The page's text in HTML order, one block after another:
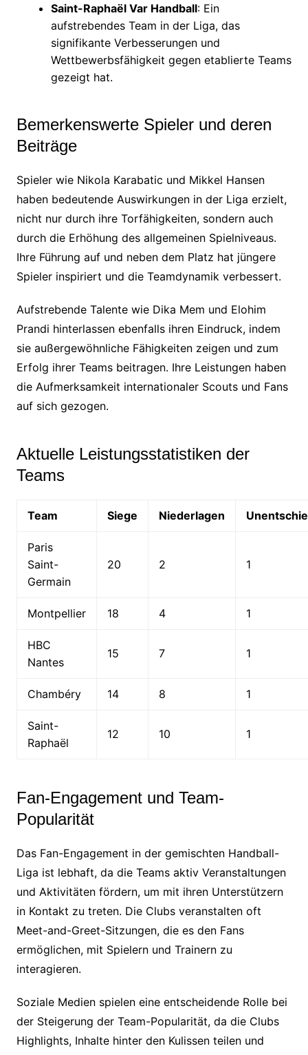
Saint-Raphaël Var Handball: Ein
aufstrebendes Team in der Liga, das
signifikante Verbesserungen und
Wettbewerbsfähigkeit gegen etablierte Teams
gezeigt hat.
Bemerkenswerte Spieler und deren
Beiträge
Spieler wie Nikola Karabatic und Mikkel Hansen
haben bedeutende Auswirkungen in der Liga erzielt,
nicht nur durch ihre Torfähigkeiten, sondern auch
durch die Erhöhung des allgemeinen Spielniveaus.
Ihre Führung auf und neben dem Platz hat jüngere
Spieler inspiriert und die Teamdynamik verbessert.
Aufstrebende Talente wie Dika Mem und Elohim
Prandi hinterlassen ebenfalls ihren Eindruck, indem
sie außergewöhnliche Fähigkeiten zeigen und zum
Erfolg ihrer Teams beitragen. Ihre Leistungen haben
die Aufmerksamkeit internationaler Scouts und Fans
auf sich gezogen.
Aktuelle Leistungsstatistiken der
Teams
Team Siege Niederlagen
Paris
Saint-
Germain
20 2 1
Montpellier 18 4 1
HBC
Nantes
15 7 1
Chambéry 14 8 1
Saint-
Raphaël
12 10 1
Fan-Engagement und Team-
Popularität
Das Fan-Engagement in der gemischten Handball-
Liga ist lebhaft, da die Teams aktiv Veranstaltungen
und Aktivitäten fördern, um mit ihren Unterstützern
in Kontakt zu treten. Die Clubs veranstalten oft
Meet-and-Greet-Sitzungen, die es den Fans
ermöglichen, mit Spielern und Trainern zu
interagieren.
Soziale Medien spielen eine entscheidende Rolle bei
der Steigerung der Team-Popularität, da die Clubs
Highlights, Inhalte hinter den Kulissen teilen und